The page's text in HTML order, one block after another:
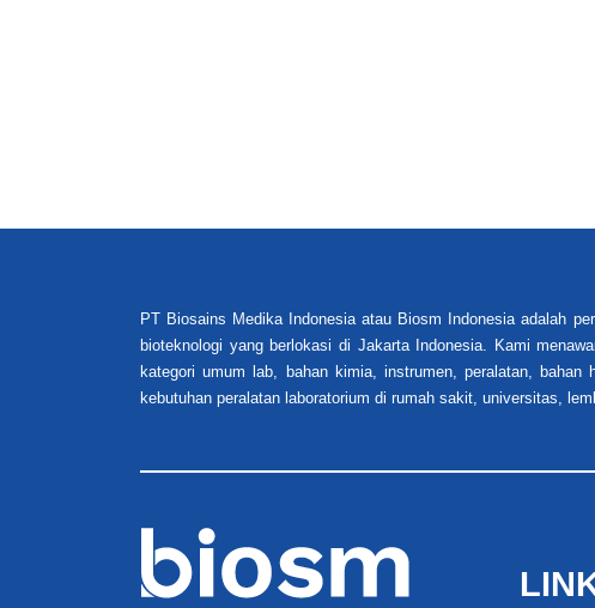
PT Biosains Medika Indonesia atau Biosm Indonesia adalah
bioteknologi yang berlokasi di Jakarta Indonesia. Kami
kategori umum lab, bahan kimia, instrumen, peralatan,
kebutuhan peralatan laboratorium di rumah sakit, universitas,